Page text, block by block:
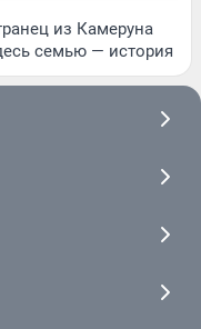
из Камеруна
семью — история